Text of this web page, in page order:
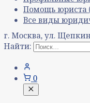
Помощь юриста
Все виды
г. Москва, ул.
Найти:
0